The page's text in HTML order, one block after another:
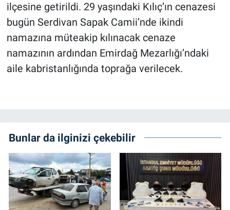
ilçesine getirildi. 29 yaşındaki Kılıç’ın cenazesi
bugün Serdivan Sapak Camii’nde ikindi
namazına müteakip kılınacak cenaze
namazının ardından Emirdağ Mezarlığı’ndaki
aile kabristanlığında toprağa verilecek.
Bunlar da ilginizi çekebilir